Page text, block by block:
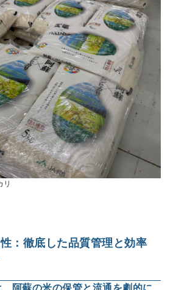
リ
性：徹底した品質管理と効率